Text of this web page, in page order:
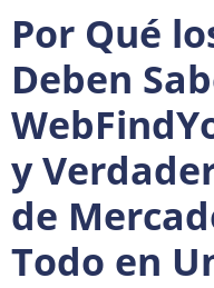
Por Qué
Deben
y
de
Todo en